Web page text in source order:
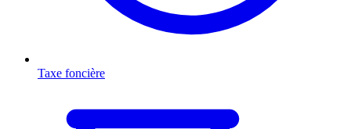
Taxe foncière